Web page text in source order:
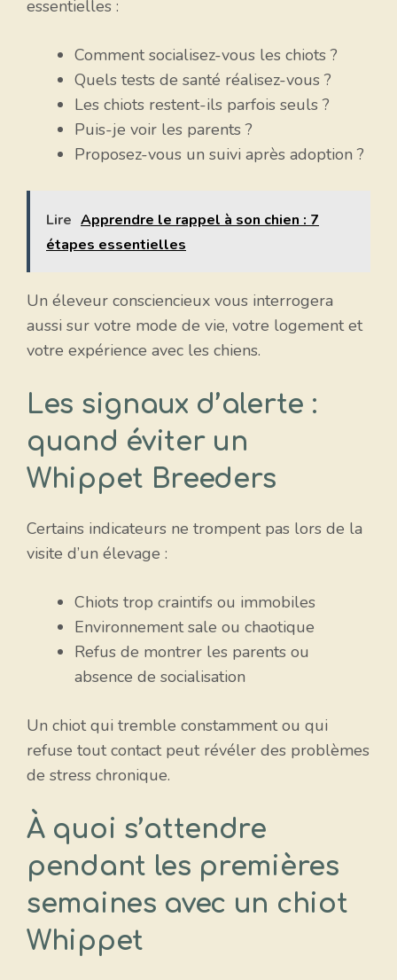
essentielles :
Comment socialisez-vous les chiots ?
Quels tests de santé réalisez-vous ?
Les chiots restent-ils parfois seuls ?
Puis-je voir les parents ?
Proposez-vous un suivi après adoption ?
Lire Apprendre le rappel à son chien : 7
étapes essentielles
Un éleveur consciencieux vous interrogera
aussi sur votre mode de vie, votre logement et
votre expérience avec les chiens.
Les signaux d’alerte :
quand éviter un
Whippet Breeders
Certains indicateurs ne trompent pas lors de la
visite d’un élevage :
Chiots trop craintifs ou immobiles
Environnement sale ou chaotique
Refus de montrer les parents ou
absence de socialisation
Un chiot qui tremble constamment ou qui
refuse tout contact peut révéler des problèmes
de stress chronique.
À quoi s’attendre
pendant les premières
semaines avec un chiot
Whippet